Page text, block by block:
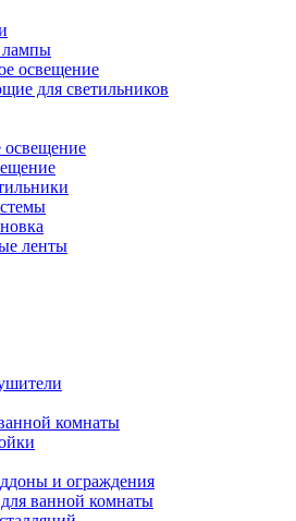
лампы
освещение
для светильников
освещение
ленты
комнаты
и ограждения
ванной комнаты